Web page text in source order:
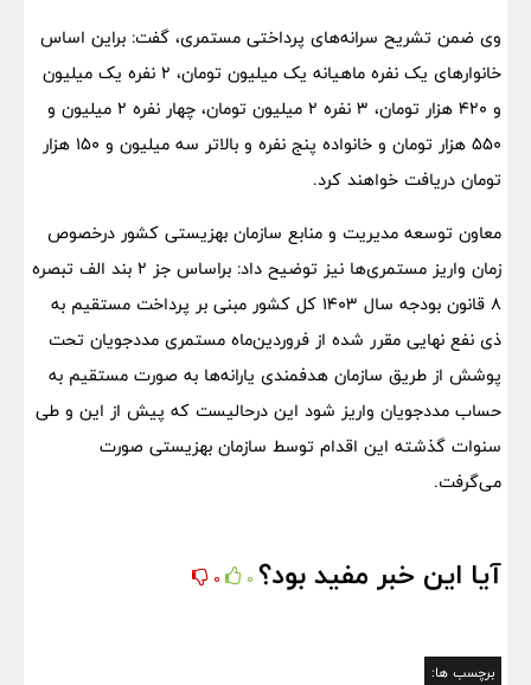
وی ضمن تشریح سرانه‌های پرداختی مستمری، گفت: براین اساس
خانوارهای یک نفره ماهیانه یک میلیون تومان، ۲ نفره یک میلیون
و ۴۲۰ هزار تومان، ۳ نفره ۲ میلیون تومان، چهار نفره ۲ میلیون و
۵۵۰ هزار تومان و خانواده پنج نفره و بالاتر سه میلیون و ۱۵۰ هزار
تومان دریافت خواهند کرد.
معاون توسعه مدیریت و منابع سازمان بهزیستی کشور درخصوص
زمان واریز مستمری‌ها نیز توضیح داد: براساس جز ۲ بند الف تبصره
۸ قانون بودجه سال ۱۴۰۳ کل کشور مبنی بر پرداخت مستقیم به
ذی نفع نهایی مقرر شده از فروردین‌ماه مستمری مددجویان تحت
پوشش از طریق سازمان هدفمندی یارانه‌ها به صورت مستقیم به
حساب مددجویان واریز شود این درحالیست که پیش از این و طی
سنوات گذشته این اقدام توسط سازمان بهزیستی صورت
می‌گرفت.
آیا این خبر مفید بود؟ 0
0
برچسب ها: